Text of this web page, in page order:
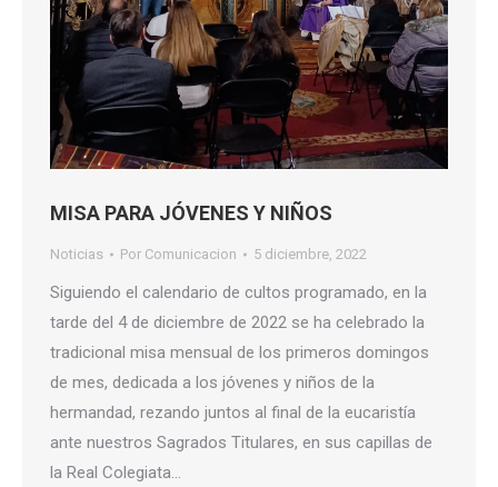
MISA PARA JÓVENES Y NIÑOS
Noticias Por Comunicacion 5 diciembre, 2022
Siguiendo el calendario de cultos programado, en la
tarde del 4 de diciembre de 2022 se ha celebrado la
tradicional misa mensual de los primeros domingos
de mes, dedicada a los jóvenes y niños de la
hermandad, rezando juntos al final de la eucaristía
ante nuestros Sagrados Titulares, en sus capillas de
la Real Colegiata…